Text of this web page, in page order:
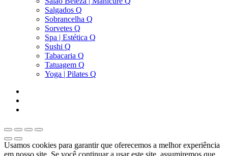
Salgados Q
Sobrancelha Q
Sorvetes Q
Spa | Estética Q
Sushi Q
Tabacaria Q
Tatuagem Q
Yoga | Pilates Q
Usamos cookies para garantir que oferecemos a melhor experiência
em nosso site. Se você continuar a usar este site, assumiremos que